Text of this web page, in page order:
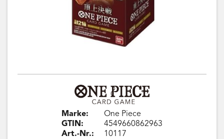
Marke:
GTIN:
Art.-Nr.:
One Piece
4549660862963
10117